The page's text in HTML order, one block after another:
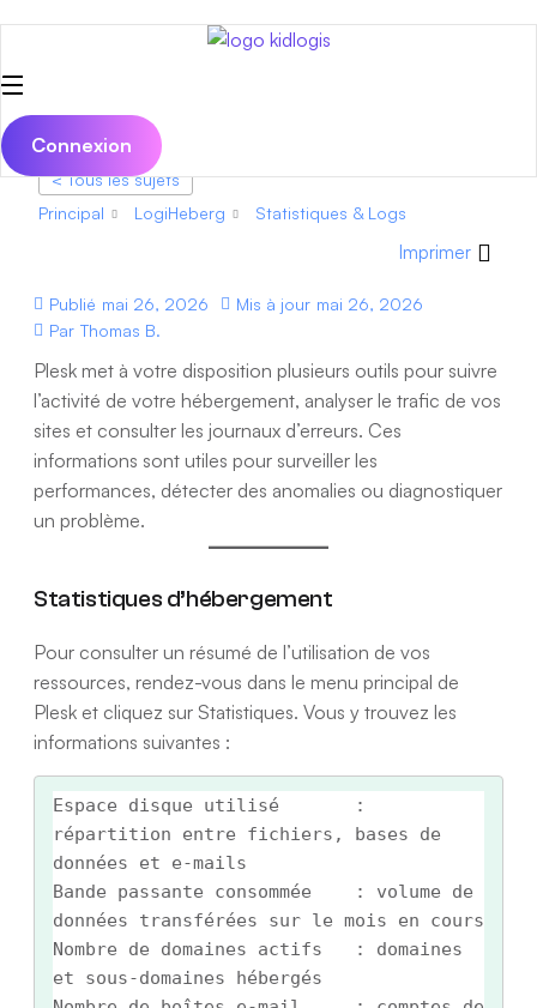
Connexion
Aller au contenu principal
< Tous les sujets
Principal
LogiHeberg Statistiques & Logs
Imprimer
Publié mai 26, 2026 Mis à jour mai 26, 2026
Par Thomas B.
Plesk met à votre disposition plusieurs outils pour suivre
l’activité de votre hébergement, analyser le trafic de vos
sites et consulter les journaux d’erreurs. Ces
informations sont utiles pour surveiller les
performances, détecter des anomalies ou diagnostiquer
un problème.
Statistiques d’hébergement
Pour consulter un résumé de l’utilisation de vos
ressources, rendez-vous dans le menu principal de
Plesk et cliquez sur Statistiques. Vous y trouvez les
informations suivantes :
Espace disque utilisé       :
répartition entre fichiers, bases de
données et e-mails
Bande passante consommée    : volume de
données transférées sur le mois en cours
Nombre de domaines actifs   : domaines
et sous-domaines hébergés